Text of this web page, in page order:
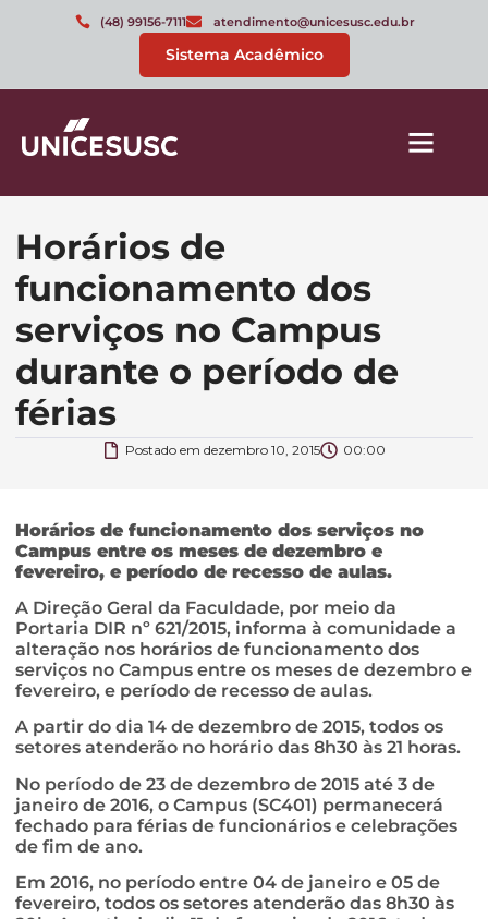
(48) 99156-7111 atendimento@unicesusc.edu.br
Sistema Acadêmico
Horários de
funcionamento dos
serviços no Campus
durante o período de
férias
Postado em dezembro 10, 2015 00:00
Horários de funcionamento dos serviços no
Campus entre os meses de dezembro e
fevereiro, e período de recesso de aulas.
A Direção Geral da Faculdade, por meio da
Portaria DIR nº 621/2015, informa à comunidade a
alteração nos horários de funcionamento dos
serviços no Campus entre os meses de dezembro e
fevereiro, e período de recesso de aulas.
A partir do dia 14 de dezembro de 2015, todos os
setores atenderão no horário das 8h30 às 21 horas.
No período de 23 de dezembro de 2015 até 3 de
janeiro de 2016, o Campus (SC401) permanecerá
fechado para férias de funcionários e celebrações
de fim de ano.
Em 2016, no período entre 04 de janeiro e 05 de
fevereiro, todos os setores atenderão das 8h30 às